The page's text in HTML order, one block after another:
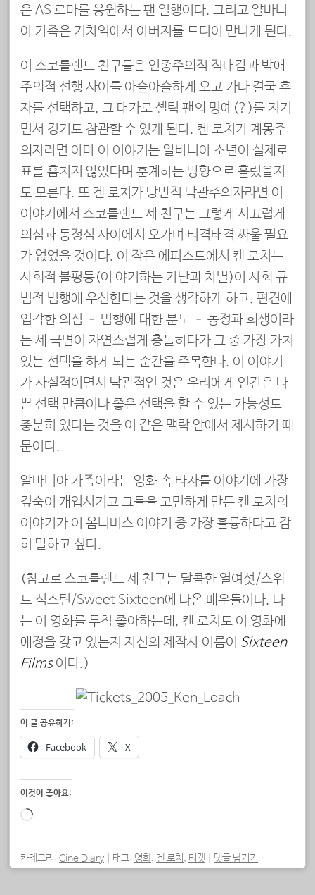
은 AS 로마를 응원하는 팬 일행이다. 그리고 알바니
아 가족은 기차역에서 아버지를 드디어 만나게 된다.
이 스코틀랜드 친구들은 인종주의적 적대감과 박애
주의적 선행 사이를 아슬아슬하게 오고 가다 결국 후
자를 선택하고, 그 대가로 셀틱 팬의 명예(?)를 지키
면서 경기도 참관할 수 있게 된다. 켄 로치가 계몽주
의자라면 아마 이 이야기는 알바니아 소년이 실제로
표를 훔치지 않았다며 훈계하는 방향으로 흘렀을지
도 모른다. 또 켄 로치가 낭만적 낙관주의자라면 이
이야기에서 스코틀랜드 세 친구는 그렇게 시끄럽게
의심과 동정심 사이에서 오가며 티격태격 싸울 필요
가 없었을 것이다. 이 작은 에피소드에서 켄 로치는
사회적 불평등(이 야기하는 가난과 차별)이 사회 규
범적 범행에 우선한다는 것을 생각하게 하고, 편견에
입각한 의심 – 범행에 대한 분노 – 동정과 희생이라
는 세 국면이 자연스럽게 충돌하다가 그 중 가장 가치
있는 선택을 하게 되는 순간을 주목한다. 이 이야기
가 사실적이면서 낙관적인 것은 우리에게 인간은 나
쁜 선택 만큼이나 좋은 선택을 할 수 있는 가능성도
충분히 있다는 것을 이 같은 맥락 안에서 제시하기 때
문이다.
알바니아 가족이라는 영화 속 타자를 이야기에 가장
깊숙이 개입시키고 그들을 고민하게 만든 켄 로치의
이야기가 이 옴니버스 이야기 중 가장 훌륭하다고 감
히 말하고 싶다.
(참고로 스코틀랜드 세 친구는 달콤한 열여섯/스위
트 식스틴/Sweet Sixteen에 나온 배우들이다. 나
는 이 영화를 무척 좋아하는데, 켄 로치도 이 영화에
애정을 갖고 있는지 자신의 제작사 이름이 Sixteen
Films이다.)
이 글 공유하기:
Facebook X
이것이 좋아요:
로
중...
카테고리: Cine Diary 태그: 영화, 켄 로치 , 티켓 댓글 남기기